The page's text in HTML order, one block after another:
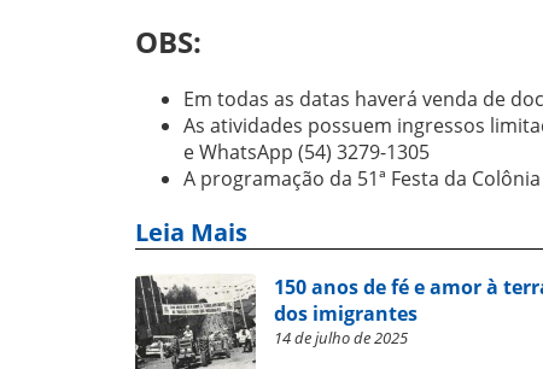
OBS:
Em todas as datas haverá venda de
As atividades possuem ingressos
e WhatsApp (54) 3279-1305
A programação da 51ª Festa da
Leia Mais
150 anos de fé e amor à
dos imigrantes
14 de julho de 2025